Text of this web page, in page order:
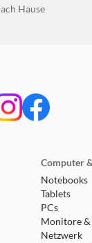
Hause
Computer
Notebooks
Tablets
PCs
Monitore &
Netzwerk